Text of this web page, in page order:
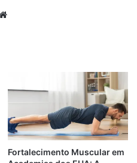
para a realidade brasileira,
treinos ao ar livre ou
de
(8
Fortalecimento Muscular em